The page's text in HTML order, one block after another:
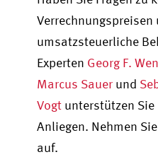
Verrechnungspreisen
umsatzsteuerliche
Experten Georg F.
Marcus Sauer und
Vogt unterstützen
Anliegen. Nehmen
auf.